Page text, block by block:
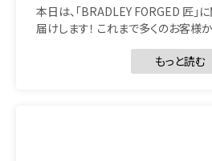
本日は、「BRADLEY FORGED 匠」
届けします！ これまで多くのお客様
もっと読む